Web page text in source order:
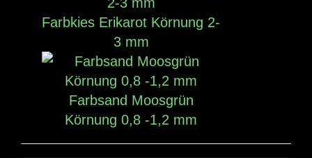
Farbkies Erikarot Körnung 2-
3 mm
Farbsand Moosgrün
Körnung 0,8 -1,2 mm